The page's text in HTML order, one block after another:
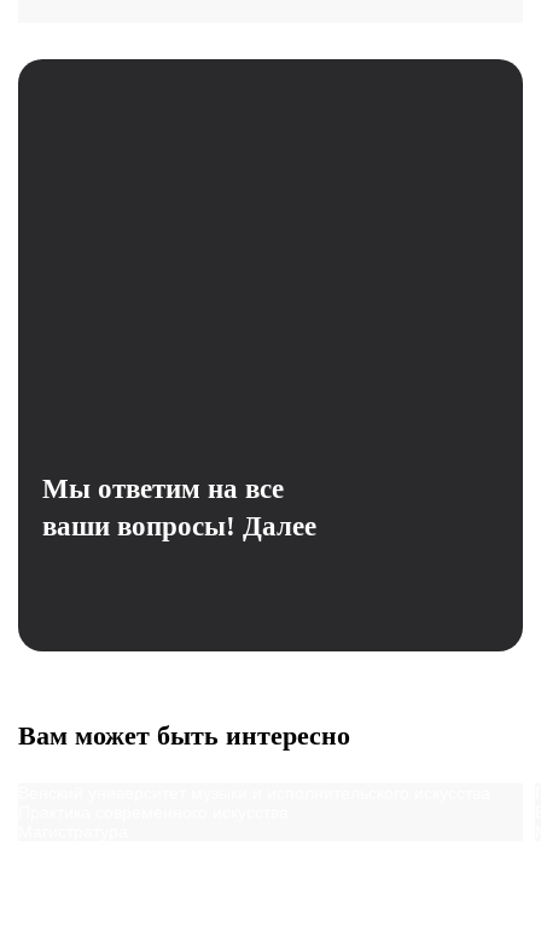
Мы ответим на все
ваши вопросы! Далее
Вам может быть интересно